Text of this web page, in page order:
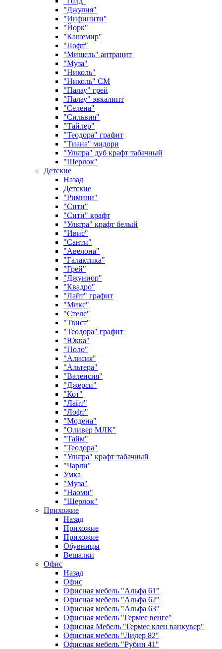
"Джулия"
"Инфинити"
"Йорк"
"Кашемир"
"Лофт"
"Мишель" антрацит
"Муза"
"Николь"
"Николь" СМ
"Палау" грей
"Палау" эвкалипт
"Селена"
"Сильвия"
"Тайлер"
"Теодора" графит
"Тиана" мидори
"Ультра" дуб крафт табачный
"Шерлок"
Детские
Назад
Детские
"Римини"
"Сити"
"Сити" крафт
"Ультра" крафт белый
"Ивис"
"Санти"
"Авелона"
"Галактика"
"Грей"
"Джуниор"
"Квадро"
"Лайт" графит
"Микс"
"Стелс"
"Твист"
"Теодора" графит
"Юкка"
"Поло"
"Алисия"
"Альтера"
"Валенсия"
"Джерси"
"Кот"
"Лайт"
"Лофт"
"Модена"
"Оливер МЛК"
"Тайм"
"Теодора"
"Ультра" крафт табачный
"Чарли"
Умка
"Муза"
"Наоми"
"Шерлок"
Прихожие
Назад
Прихожие
Прихожие
Обувницы
Вешалки
Офис
Назад
Офис
Офисная мебель "Альфа 61"
Офисная мебель "Альфа 62"
Офисная мебель "Альфа 63"
Офисная мебель "Гермес венге"
Офисная Мебель "Гермес клен ванкувер"
Офисная мебель "Лидер 82"
Офисная мебель "Рубин 41"